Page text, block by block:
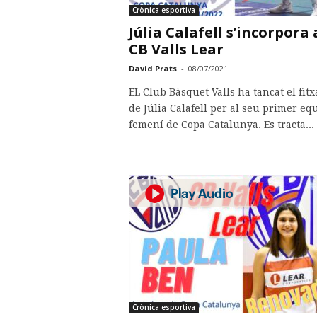
Crònica esportiva
Júlia Calafell s’incorpora
CB Valls Lear
David Prats - 08/07/2021
EL Club Bàsquet Valls ha tancat el
de Júlia Calafell per al seu primer
femení de Copa Catalunya. Es tracta...
Crònica esportiva